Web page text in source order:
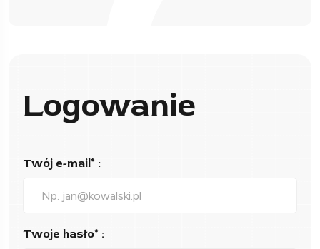
Logowanie
Twój e-mail* :
Twoje hasło* :